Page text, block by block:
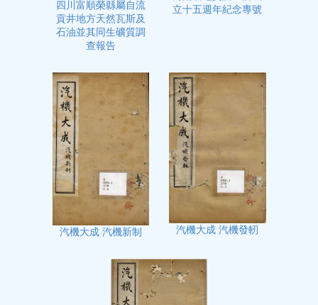
四川富順榮縣屬自流
貢井地方天然瓦斯及
石油並其同生礦質調
查報告
立十五週年紀念專號
汽機大成 汽機新制 汽機大成 汽機發軔